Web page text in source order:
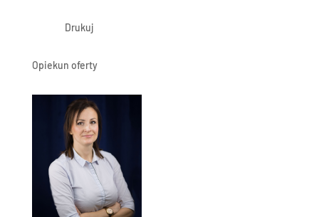
Drukuj
Opiekun oferty